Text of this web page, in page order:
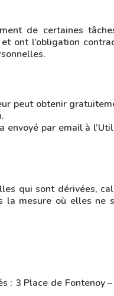
de certaines
et ont l’obligation
peut obtenir
par email à
qui sont dérivées,
la mesure où elles ne
: 3 Place de Fontenoy